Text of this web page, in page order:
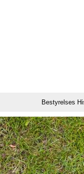
Bestyrelses